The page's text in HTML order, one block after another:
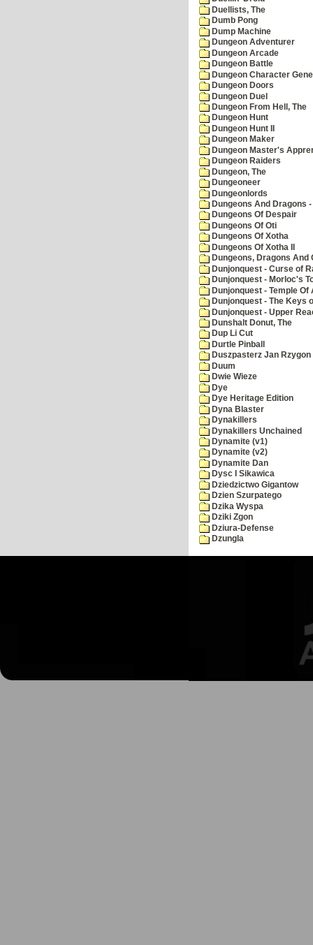
Duellists, The
Dumb Pong
Dump Machine
Dungeon Adventurer
Dungeon Arcade
Dungeon Battle
Dungeon Character
Dungeon Doors
Dungeon Duel
Dungeon From Hell, The
Dungeon Hunt
Dungeon Hunt II
Dungeon Maker
Dungeon Master's
Dungeon Raiders
Dungeon, The
Dungeoneer
Dungeonlords
Dungeons And Dragons
Dungeons Of Despair
Dungeons Of Oti
Dungeons Of Xotha
Dungeons Of Xotha II
Dungeons, Dragons And
Dunjonquest - Curse of
Dunjonquest - Morloc's
Dunjonquest - Temple Of
Dunjonquest - The Keys
Dunjonquest - Upper
Dunshalt Donut, The
Dup Li Cut
Durtle Pinball
Duszpasterz Jan Rzygon
Duum
Dwie Wieze
Dye
Dye Heritage Edition
Dyna Blaster
Dynakillers
Dynakillers Unchained
Dynamite (v1)
Dynamite (v2)
Dynamite Dan
Dysc I Sikawica
Dziedzictwo Gigantow
Dzien Szurpatego
Dzika Wyspa
Dziki Zgon
Dziura-Defense
Dzungla